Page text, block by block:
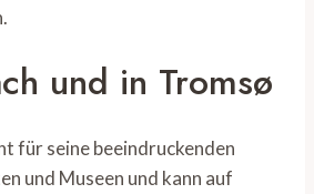
und in Tromsø
für seine beeindruckenden
und Museen und kann auf